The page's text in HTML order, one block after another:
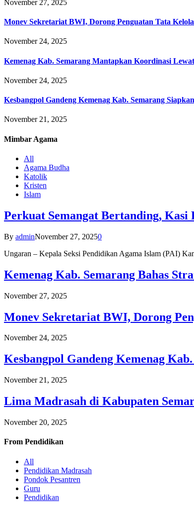
November 27, 2025
Monev Sekretariat BWI, Dorong Penguatan Tata
November 24, 2025
Kemenag Kab. Semarang Mantapkan Koordinasi
November 24, 2025
Kesbangpol Gandeng Kemenag Kab. Semarang
November 21, 2025
Mimbar Agama
All
Agama Budha
Katolik
Kristen
Islam
Perkuat Semangat Bertanding,
By adminNovember 27, 20250
Ungaran – Kepala Seksi Pendidikan Agama Islam (PAI)
Kemenag Kab. Semarang Bahas
November 27, 2025
Monev Sekretariat BWI, Dorong
November 24, 2025
Kesbangpol Gandeng Kemenag
November 21, 2025
Lima Madrasah di Kabupaten
November 20, 2025
From Pendidikan
All
Pendidikan Madrasah
Pondok Pesantren
Guru
Pendidikan